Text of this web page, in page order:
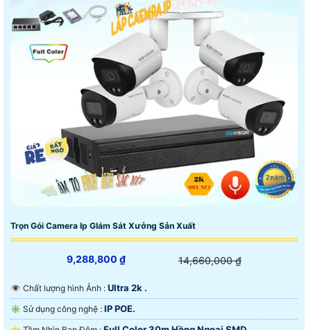
Trọn Gói Camera Ip GIám Sát Xưởng Sản Xuất
9,288,800 ₫ 14,660,000 ₫
👁 Chất lượng hình Ảnh : Ultra 2k .
✳️ Sử dụng công nghệ : IP POE.